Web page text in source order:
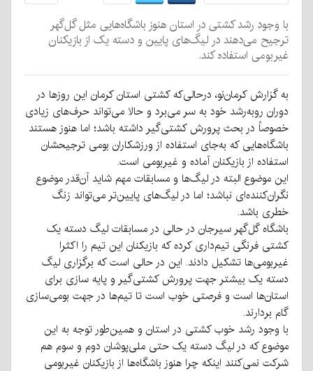
با وجود رشد کشتی در استان هنوز باشگاه‌هایی مثل گل‌گهر
ترجیح می‌دهند در لیگ‌های پایین و دسته یک از بازیکنان
غیربومی استفاده کند.
به گزارش کرمان‌نو، درحالی‌که کشتی استان کرمان این روزها در
دوران روبه‌رشد خود به سر می‌برد و حالا می‌تواند حرف‌های زیادی
خصوصاً در بحث پرورش کشتی‌گیر داشته باشد؛ اما هنوز هستند
باشگاه‌هایی که به‌جای استفاده از ورزشکاران بومی ترجیحشان
استفاده از بازیکنان آماده و غیربومی است.
این موضوع البته در لیگ‌ها و مسابقات مهم شاید آن‌قدر موضوع
نگران‌کننده‌ای نباشد؛ اما در لیگ‌های پایین‌تر می‌تواند زنگ
خطری باشد.
باشگاه گل‌گهر سیرجان در حالی در مسابقات لیگ دسته یک
کشتی فرنگی تیم‌داری کرده که بازیکنان این تیم را اکثرا
غیربومی‌ها تشکیل دادند. این در حالی است که برگزاری لیگ
دسته یک بیشتر جهت پرورش کشتی‌گیر و پایه سازی برای
استان‌ها است و فرصتی خوب است تا تیم‌ها در جهت بومی‌سازی
گام بردارند.
با وجود رشد خوب کشتی در استان و همین‌طور توجه به این
موضوع که در لیگ دسته یک حتی ملی‌پوشان دوم و سوم هم
شرکت نمی‌کنند اینکه چرا هنوز باشگاه‌ها از بازیکنان غیربومی